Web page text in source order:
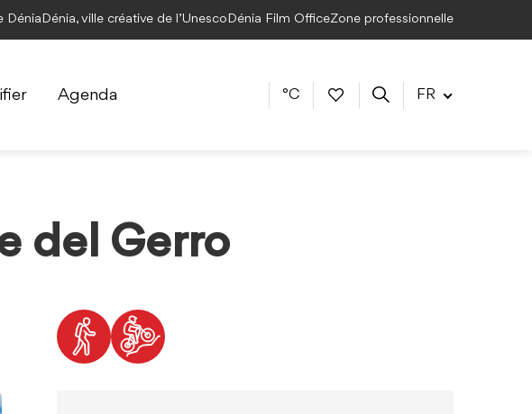
Dénia Dénia, ville créative de l’Unesco Dénia Film OfficeZone professionnelle
Agenda °C FR
del Gerro